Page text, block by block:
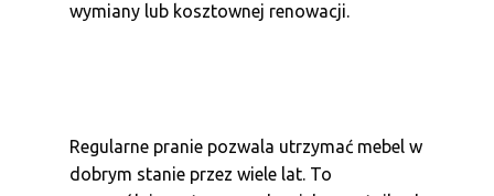
wymiany lub kosztownej renowacji.
Regularne pranie pozwala utrzymać mebel w
dobrym stanie przez wiele lat. To